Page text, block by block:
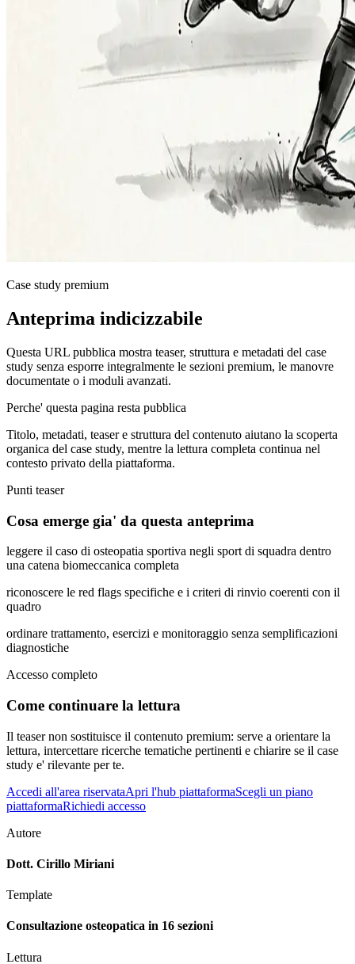
Case study premium
Anteprima indicizzabile
Questa URL pubblica mostra teaser, struttura e metadati del case
study senza esporre integralmente le sezioni premium, le manovre
documentate o i moduli avanzati.
Perche' questa pagina resta pubblica
Titolo, metadati, teaser e struttura del contenuto aiutano la scoperta
organica del case study, mentre la lettura completa continua nel
contesto privato della piattaforma.
Punti teaser
Cosa emerge gia' da questa anteprima
leggere il caso di osteopatia sportiva negli sport di squadra dentro
una catena biomeccanica completa
riconoscere le red flags specifiche e i criteri di rinvio coerenti con il
quadro
ordinare trattamento, esercizi e monitoraggio senza semplificazioni
diagnostiche
Accesso completo
Come continuare la lettura
Il teaser non sostituisce il contenuto premium: serve a orientare la
lettura, intercettare ricerche tematiche pertinenti e chiarire se il case
study e' rilevante per te.
Accedi all'area riservataApri l'hub piattaformaScegli un piano
piattaformaRichiedi accesso
Autore
Dott. Cirillo Miriani
Template
Consultazione osteopatica in 16 sezioni
Lettura